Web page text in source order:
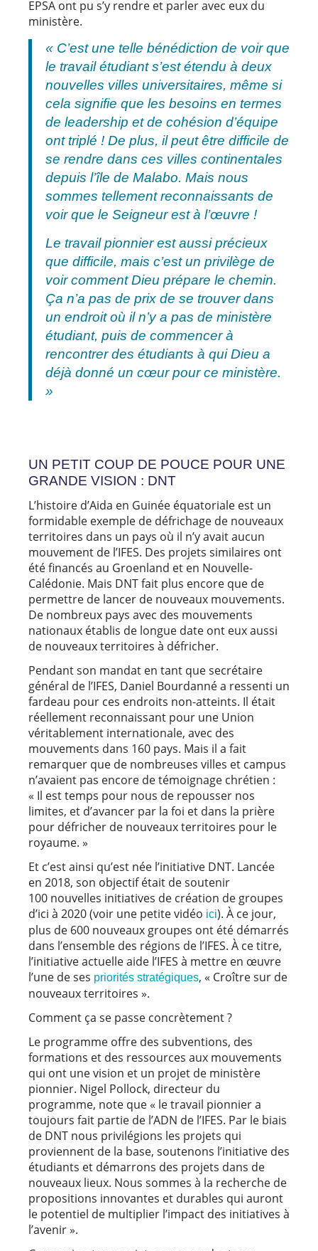
EPSA ont pu s’y rendre et parler avec eux du
ministère.
« C’est une telle bénédiction de voir que
le travail étudiant s’est étendu à deux
nouvelles villes universitaires, même si
cela signifie que les besoins en termes
de leadership et de cohésion d’équipe
ont triplé ! De plus, il peut être difficile de
se rendre dans ces villes continentales
depuis l’île de Malabo. Mais nous
sommes tellement reconnaissants de
voir que le Seigneur est à l’œuvre !
Le travail pionnier est aussi précieux
que difficile, mais c’est un privilège de
voir comment Dieu prépare le chemin.
Ça n’a pas de prix de se trouver dans
un endroit où il n’y a pas de ministère
étudiant, puis de commencer à
rencontrer des étudiants à qui Dieu a
déjà donné un cœur pour ce ministère.
»
UN PETIT COUP DE POUCE POUR UNE
GRANDE VISION : DNT
L’histoire d’Aida en Guinée équatoriale est un
formidable exemple de défrichage de nouveaux
territoires dans un pays où il n’y avait aucun
mouvement de l’IFES. Des projets similaires ont
été financés au Groenland et en Nouvelle-
Calédonie. Mais DNT fait plus encore que de
permettre de lancer de nouveaux mouvements.
De nombreux pays avec des mouvements
nationaux établis de longue date ont eux aussi
de nouveaux territoires à défricher.
Pendant son mandat en tant que secrétaire
général de l’IFES, Daniel Bourdanné a ressenti un
fardeau pour ces endroits non-atteints. Il était
réellement reconnaissant pour une Union
véritablement internationale, avec des
mouvements dans 160 pays. Mais il a fait
remarquer que de nombreuses villes et campus
n’avaient pas encore de témoignage chrétien :
« Il est temps pour nous de repousser nos
limites, et d’avancer par la foi et dans la prière
pour défricher de nouveaux territoires pour le
royaume. »
Et c’est ainsi qu’est née l’initiative DNT. Lancée
en 2018, son objectif était de soutenir
100 nouvelles initiatives de création de groupes
d’ici à 2020 (voir une petite vidéo ici). À ce jour,
plus de 600 nouveaux groupes ont été démarrés
dans l’ensemble des régions de l’IFES. À ce titre,
l’initiative actuelle aide l’IFES à mettre en œuvre
l’une de ses priorités stratégiques, « Croître sur de
nouveaux territoires ».
Comment ça se passe concrètement ?
Le programme offre des subventions, des
formations et des ressources aux mouvements
qui ont une vision et un projet de ministère
pionnier. Nigel Pollock, directeur du
programme, note que « le travail pionnier a
toujours fait partie de l’ADN de l’IFES. Par le biais
de DNT nous privilégions les projets qui
proviennent de la base, soutenons l’initiative des
étudiants et démarrons des projets dans de
nouveaux lieux. Nous sommes à la recherche de
propositions innovantes et durables qui auront
le potentiel de multiplier l’impact des initiatives à
l’avenir ».